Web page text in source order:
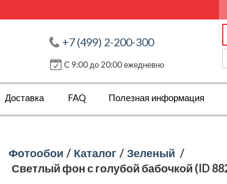
+7 (499) 2-200-300
С 9:00 до 20:00 ежедневно
Доставка FAQ Полезная информация
Фотообои / Каталог / Зеленый /
Светлый фон с голубой бабочкой (ID